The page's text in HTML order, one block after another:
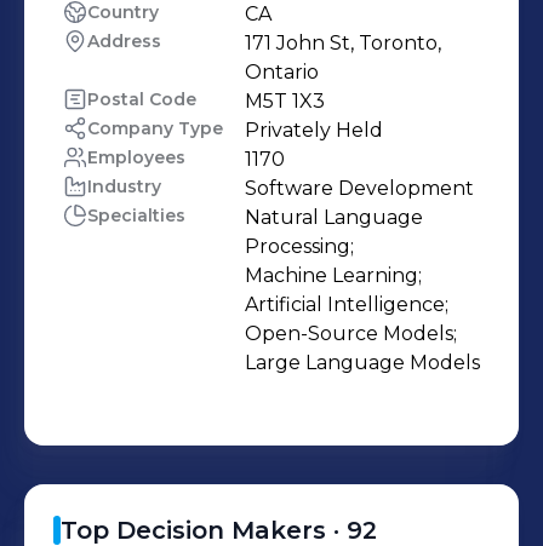
deliver seamless integration, full
customization, and easy-to-use
solutions for their workforce and
customers. Our all-in-one platform
offers enterprises the highest levels of
data security, privacy and optionality
to deploy across all major cloud
providers, private cloud
environments, or on-premises. HQ: 171
John Street, 2nd Floor, Toronto, ON
Country CA
Address
171 John St, Toronto,
Ontario
Postal Code M5T 1X3
Company Type Privately Held
Employees 1170
Industry Software Development
Specialties
Natural Language
Processing;
Machine Learning;
Artificial Intelligence;
Open-Source Models;
Large Language Models
Top Decision Makers · 92